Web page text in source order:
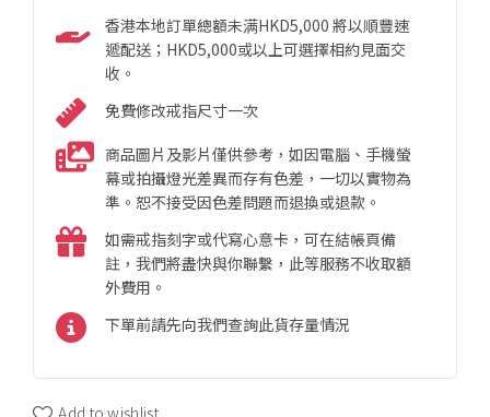
香港本地訂單總額未满HKD5,000 將以順豐速
遞配送；HKD5,000或以上可選擇相約見面交
收。
免費修改戒指尺寸一次
商品圖片及影片僅供參考，如因電腦、手機螢
幕或拍攝燈光差異而存有色差，一切以實物為
準。恕不接受因色差問題而退換或退款。
如需戒指刻字或代寫心意卡，可在結帳頁備
註，我們將盡快與你聯繫，此等服務不收取額
外費用。
下單前請先向我們查詢此貨存量情況